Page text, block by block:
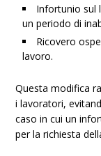
Infortunio sul
un periodo di
Ricovero
lavoro.
Questa modifica
i lavoratori,
caso in cui un
per la richiesta